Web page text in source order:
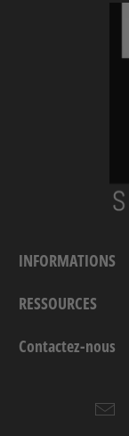
INFORMATIONS
RESSOURCES
Contactez-nous